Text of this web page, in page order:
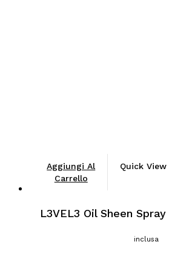
Aggiungi Al
Carrello
Quick View
L3VEL3 Oil Sheen
inclusa